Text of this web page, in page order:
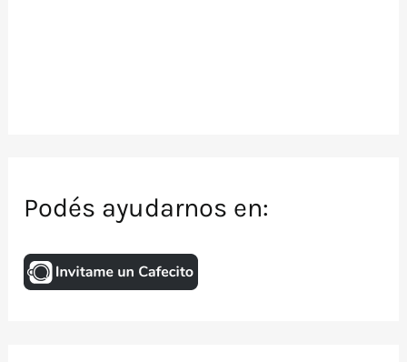
Podés ayudarnos en: